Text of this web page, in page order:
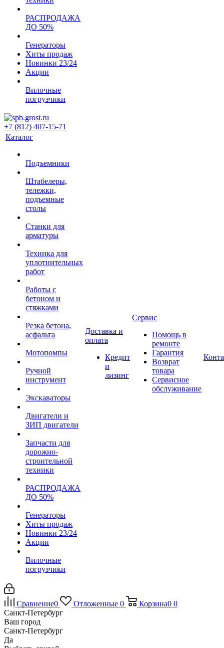
РАСПРОДАЖА
ДО 50%
Генераторы
Хиты продаж
Новинки 23/24
Акции
Вилочные
погрузчики
+7 (812) 407-15-71
Каталог
Подъемники
Штабелеры,
тележки,
подъемные
столы
Станки для
арматуры
Техника для
уплотнительных
работ
Работы с
бетоном и
стяжками
Резка бетона,
асфальта
Мотопомпы
Ручной
инструмент
Экскаваторы
Двигатели и
ЗИП двигатели
Запчасти для
дорожно-
строительной
техники
РАСПРОДАЖА
ДО 50%
Генераторы
Хиты продаж
Новинки 23/24
Акции
Вилочные
погрузчики
Доставка и
оплата
Кредит
и
лизинг
Сервис
Помощь в
ремонте
Гарантия
Возврат
товара
Сервисное
обслуживание
Сравнение0 Отложенные 0 Корзина0 0
Санкт-Петербург
Ваш город
Санкт-Петербург
Да